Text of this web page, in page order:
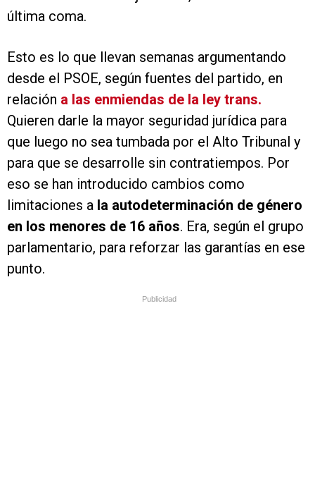
última coma.
Esto es lo que llevan semanas argumentando
desde el PSOE, según fuentes del partido, en
relación a las enmiendas de la ley trans.
Quieren darle la mayor seguridad jurídica para
que luego no sea tumbada por el Alto Tribunal y
para que se desarrolle sin contratiempos. Por
eso se han introducido cambios como
limitaciones a la autodeterminación de género
en los menores de 16 años. Era, según el grupo
parlamentario, para reforzar las garantías en ese
punto.
Publicidad